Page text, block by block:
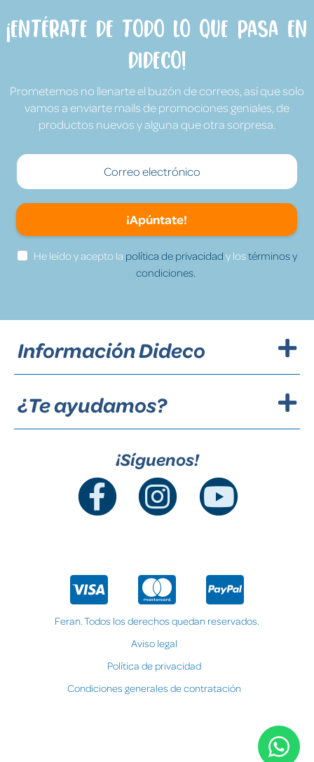
¡Entérate de todo lo que pasa en
Dideco!
Prometemos no llenarte el buzón de correos, así que solo
vamos a enviarte mails de promociones geniales, de
productos nuevos y alguna que otra sorpresa.
¡Apúntate!
He leído y acepto la política de privacidad y lostérminos y
condiciones.
Información Dideco
¿Te ayudamos?
¡Síguenos!
Feran. Todos los derechos quedan reservados.
Aviso legal
Política de privacidad
Condiciones generales de contratación